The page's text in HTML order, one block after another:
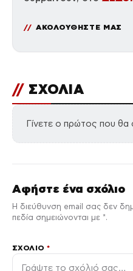
ΑΚΟΛΟΥΘΗΣΤΕ ΜΑΣ
// ΣΧΟΛΙΑ
Γίνετε ο πρώτος που θα
Αφήστε ένα σχόλιο
Η διεύθυνση email σας δεν
πεδία σημειώνονται με *.
ΣΧΌΛΙΟ*